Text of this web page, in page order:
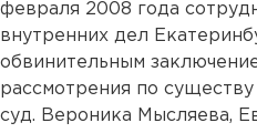
февраля 2008 года
внутренних дел
обвинительным
рассмотрения по
суд. Вероника Мысляева,